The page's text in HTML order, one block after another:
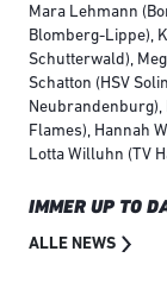
Mara Lehmann
Blomberg-Lippe),
Schutterwald),
Schatton (HSV
Neubrandenburg),
Flames), Hannah
Lotta Willuhn (TV
IMMER UP TO
ALLE NEWS